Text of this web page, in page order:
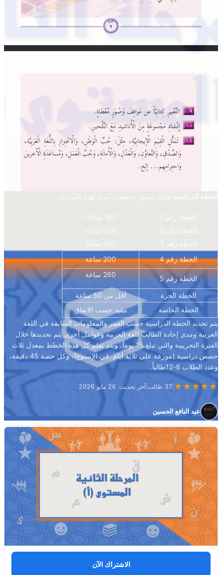
الخطة رقم 4
200 ساعة
الخطة رقم 5 260 ساعة
الخطة الحرة
أقل من 50 ساعة
الخطة الخاصة
مقيد حسب الاتفاق
يتم تحديد الخطة الدراسية حسب العمر والمعلومات السابقة في اللغة
العربية ومدى إجادة الطالب للغة العربية وعوامل أخرى يتم تحديدها خلال
الفترة التجريبية والتي تبلغ 15 يوماً، ويتم تعلم كل هذه الخطط بمعدل ثلاث
حصص دراسية (موزعة على ثلاثة أيام في الإسبوع)، وكل حصة 45 دقيقة،
وعدد الطلاب 8-12طالباً.
★★★★★ 37 طالب |آخر تحديث: 26 مايو 2026
عبد النافع الحسين
الاشتراك الآن